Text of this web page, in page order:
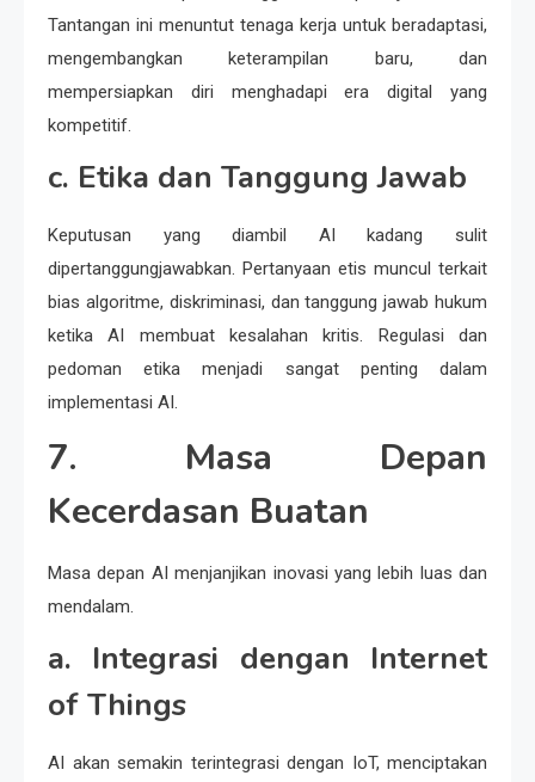
Tantangan ini menuntut tenaga kerja untuk beradaptasi,
mengembangkan keterampilan baru, dan
mempersiapkan diri menghadapi era digital yang
kompetitif.
c. Etika dan Tanggung Jawab
Keputusan yang diambil AI kadang sulit
dipertanggungjawabkan. Pertanyaan etis muncul terkait
bias algoritme, diskriminasi, dan tanggung jawab hukum
ketika AI membuat kesalahan kritis. Regulasi dan
pedoman etika menjadi sangat penting dalam
implementasi AI.
7. Masa Depan
Kecerdasan Buatan
Masa depan AI menjanjikan inovasi yang lebih luas dan
mendalam.
a. Integrasi dengan Internet
of Things
AI akan semakin terintegrasi dengan IoT, menciptakan